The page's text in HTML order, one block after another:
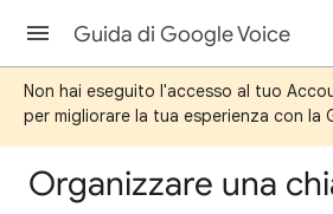
Guida di Google Voice
Non hai eseguito l'accesso al tuo
per migliorare la tua esperienza con la
Organizzare una